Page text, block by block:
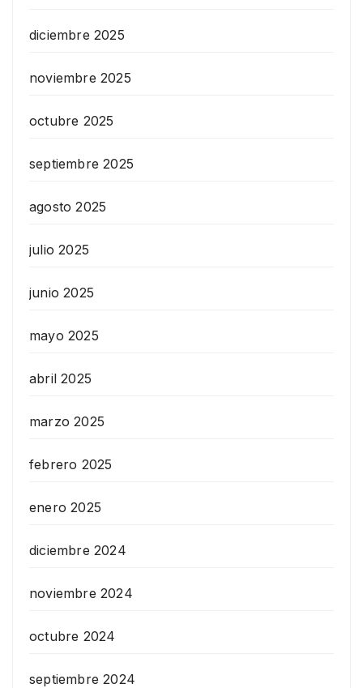
diciembre 2025
noviembre 2025
octubre 2025
septiembre 2025
agosto 2025
julio 2025
junio 2025
mayo 2025
abril 2025
marzo 2025
febrero 2025
enero 2025
diciembre 2024
noviembre 2024
octubre 2024
septiembre 2024